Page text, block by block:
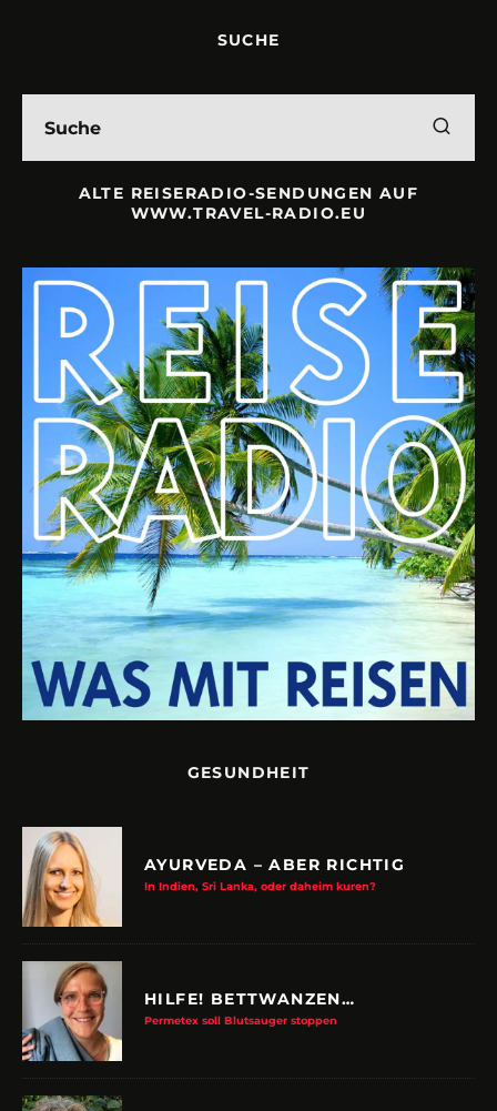
SUCHE
ALTE REISERADIO-SENDUNGEN AUF
WWW.TRAVEL-RADIO.EU
GESUNDHEIT
AYURVEDA – ABER RICHTIG
In Indien, Sri Lanka, oder daheim kuren?
HILFE! BETTWANZEN…
Permetex soll Blutsauger stoppen